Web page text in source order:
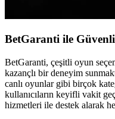
BetGaranti ile
BetGaranti, çeşitli oyun
kazançlı bir deneyim
canlı oyunlar gibi birçok
kullanıcıların keyifli vakit
hizmetleri ile destek alarak